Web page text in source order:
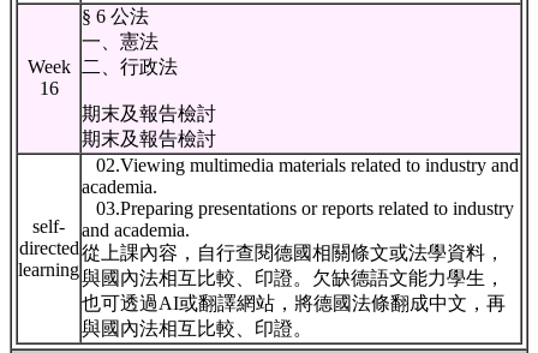
Week
16
§ 6 公法
一、憲法
二、行政法
期末及報告檢討
期末及報告檢討
self-
directed
learning
02.Viewing multimedia materials related to industry and
academia.
03.Preparing presentations or reports related to industry
and academia.
從上課內容，自行查閱德國相關條文或法學資料，
與國內法相互比較、印證。欠缺德語文能力學生，
也可透過AI或翻譯網站，將德國法條翻成中文，再
與國內法相互比較、印證。